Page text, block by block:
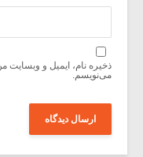
ذخیره نام، ایمیل و وبسایت
می‌نویسم.